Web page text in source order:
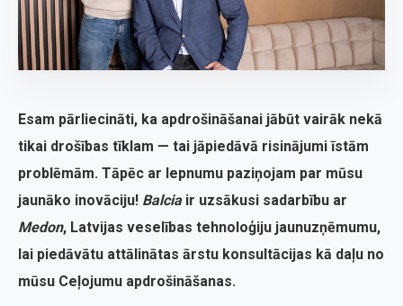
Esam pārliecināti, ka apdrošināšanai jābūt vairāk nekā
tikai drošības tīklam — tai jāpiedāvā risinājumi īstām
problēmām. Tāpēc ar lepnumu paziņojam par mūsu
jaunāko inovāciju! Balciair uzsākusi sadarbību ar
Medon, Latvijas veselības tehnoloģiju jaunuzņēmumu,
lai piedāvātu attālinātas ārstu konsultācijas kā daļu no
mūsu Ceļojumu apdrošināšanas.